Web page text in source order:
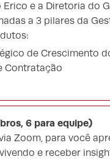
e a Diretoria do
a 3 pilares da
de Crescimento
Contratação
6 para equipe)
Zoom, para você
e receber